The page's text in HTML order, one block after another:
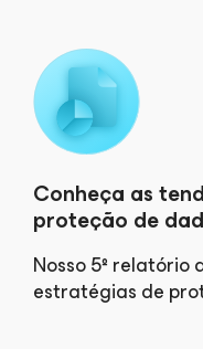
Conheça as
proteção de
Nosso 5º relatório
estratégias de